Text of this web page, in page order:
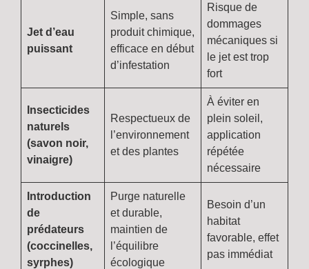
Jet d’eau
puissant
Simple, sans
produit chimique,
efficace en début
d’infestation
Risque de
dommages
mécaniques si
le jet est trop
fort
Insecticides
naturels
(savon noir,
vinaigre)
Respectueux de
l’environnement
et des plantes
À éviter en
plein soleil,
application
répétée
nécessaire
Introduction
de
prédateurs
(coccinelles,
syrphes)
Purge naturelle
et durable,
maintien de
l’équilibre
écologique
Besoin d’un
habitat
favorable, effet
pas immédiat